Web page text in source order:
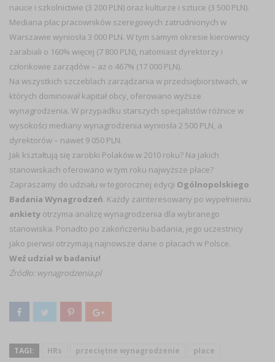
nauce i szkolnictwie (3 200 PLN) oraz kulturze i sztuce (3 500 PLN).
Mediana płac pracowników szeregowych zatrudnionych w
Warszawie wyniosła 3 000 PLN. W tym samym okresie kierownicy
zarabiali o 160% więcej (7 800 PLN), natomiast dyrektorzy i
członkowie zarządów – aż o 467% (17 000 PLN).
Na wszystkich szczeblach zarządzania w przedsiębiorstwach, w
których dominował kapitał obcy, oferowano wyższe
wynagrodzenia. W przypadku starszych specjalistów różnice w
wysokości mediany wynagrodzenia wyniosła 2 500 PLN, a
dyrektorów – nawet 9 050 PLN.
Jak kształtują się zarobki Polaków w 2010 roku? Na jakich
stanowiskach oferowano w tym roku najwyższe płace?
Zapraszamy do udziału w tegorocznej edycji Ogólnopolskiego
Badania Wynagrodzeń. Każdy zainteresowany po wypełnieniu
ankiety otrzyma analizę wynagrodzenia dla wybranego
stanowiska. Ponadto po zakończeniu badania, jego uczestnicy
jako pierwsi otrzymają najnowsze dane o płacach w Polsce.
Weź udział w badaniu!
Źródło: wynagrodzenia.pl
TAGI: HRs przeciętne wynagrodzenie
płace